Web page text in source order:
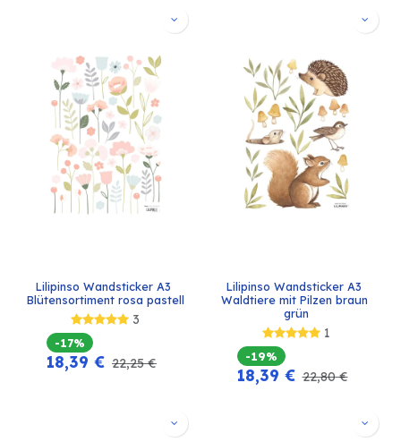
Lilipinso Wandsticker A3
Blütensortiment rosa pastell
3
-17%
18,39 € 22,25€
Lilipinso Wandsticker A3
Waldtiere mit Pilzen braun
grün
1
-19%
18,39 € 22,80€